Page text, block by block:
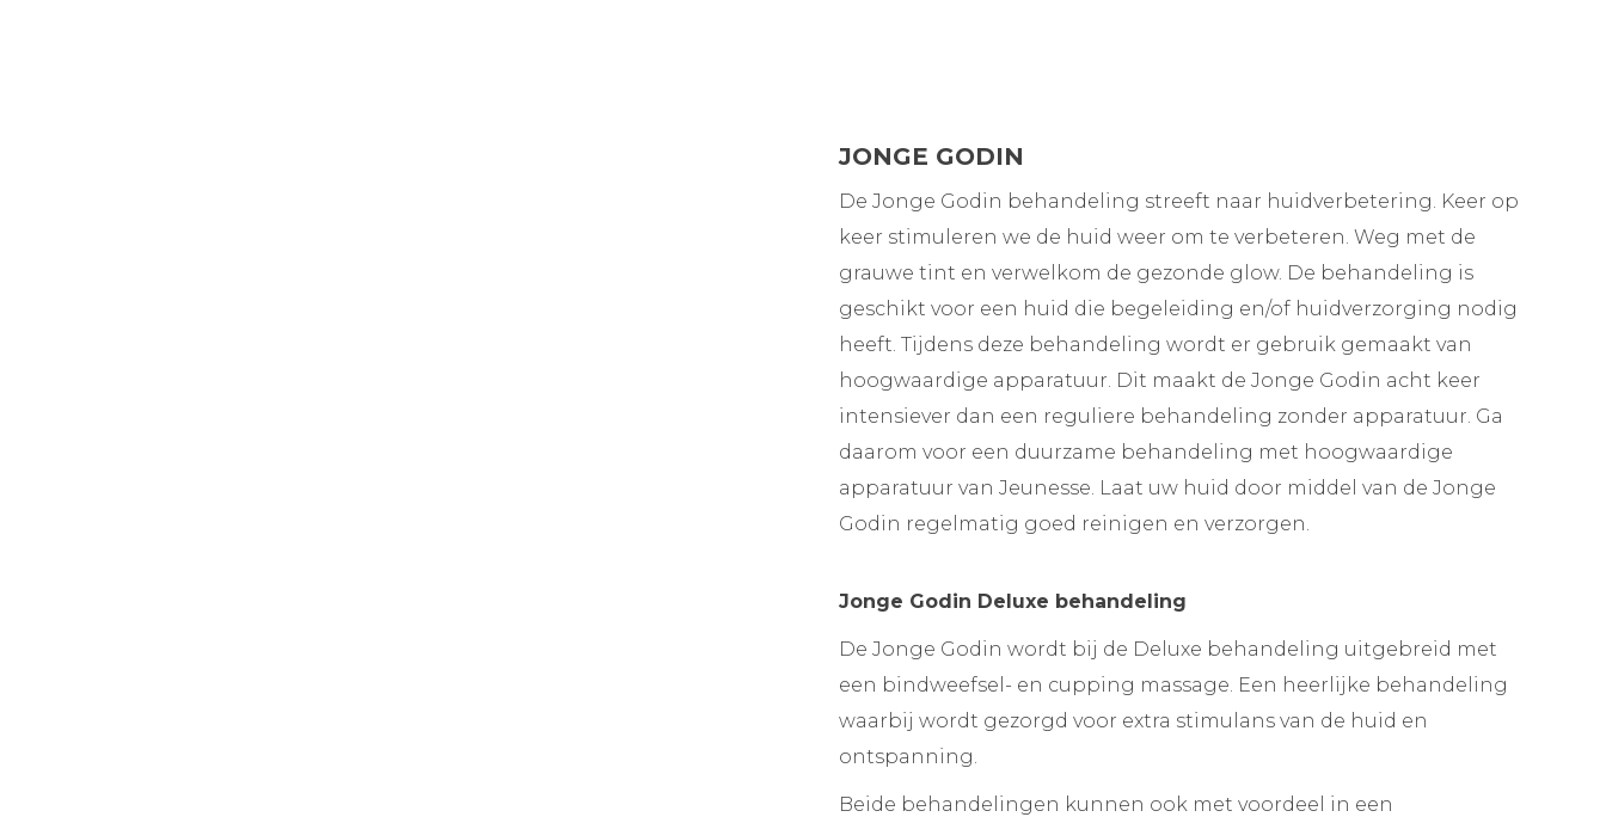
JONGE GODIN
De Jonge Godin behandeling streeft naar huidverbetering. Keer op
keer stimuleren we de huid weer om te verbeteren. Weg met de
grauwe tint en verwelkom de gezonde glow. De behandeling is
geschikt voor een huid die begeleiding en/of huidverzorging nodig
heeft. Tijdens deze behandeling wordt er gebruik gemaakt van
hoogwaardige apparatuur. Dit maakt de Jonge Godin acht keer
intensiever dan een reguliere behandeling zonder apparatuur. Ga
daarom voor een duurzame behandeling met hoogwaardige
apparatuur van Jeunesse. Laat uw huid door middel van de Jonge
Godin regelmatig goed reinigen en verzorgen.
Jonge Godin Deluxe behandeling
De Jonge Godin wordt bij de Deluxe behandeling uitgebreid met
een bindweefsel- en cupping massage. Een heerlijke behandeling
waarbij wordt gezorgd voor extra stimulans van de huid en
ontspanning.
Beide behandelingen kunnen ook met voordeel in een